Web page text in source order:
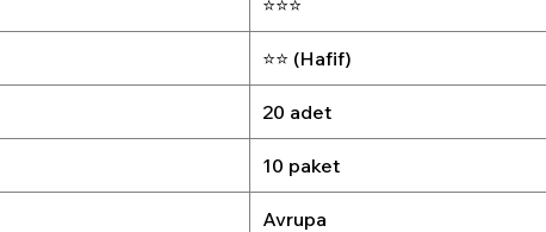
⭐⭐ (Hafif)
20 adet
10 paket
Avrupa